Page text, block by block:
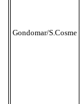
Gondomar/S.Cosme